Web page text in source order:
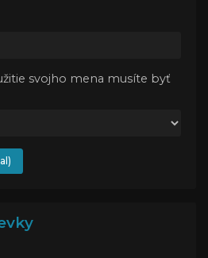
svojho mena musíte byť